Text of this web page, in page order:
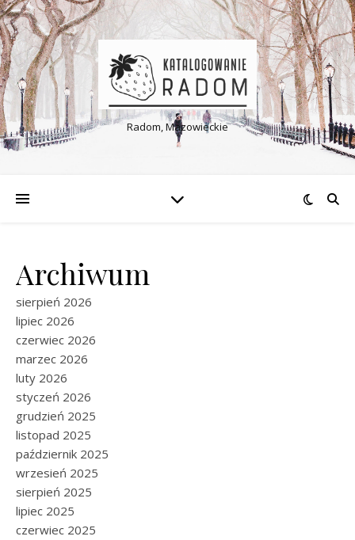
Radom, Mazowieckie
Archiwum
sierpień 2026
lipiec 2026
czerwiec 2026
marzec 2026
luty 2026
styczeń 2026
grudzień 2025
listopad 2025
październik 2025
wrzesień 2025
sierpień 2025
lipiec 2025
czerwiec 2025